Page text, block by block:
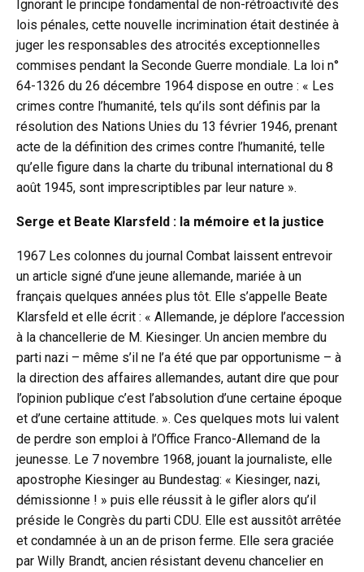
Ignorant le principe fondamental de non-rétroactivité des
lois pénales, cette nouvelle incrimination était destinée à
juger les responsables des atrocités exceptionnelles
commises pendant la Seconde Guerre mondiale. La loi n°
64-1326 du 26 décembre 1964 dispose en outre : « Les
crimes contre l’humanité, tels qu’ils sont définis par la
résolution des Nations Unies du 13 février 1946, prenant
acte de la définition des crimes contre l’humanité, telle
qu’elle figure dans la charte du tribunal international du 8
août 1945, sont imprescriptibles par leur nature ».
Serge et Beate Klarsfeld : la mémoire et la justice
1967 Les colonnes du journal Combat laissent entrevoir
un article signé d’une jeune allemande, mariée à un
français quelques années plus tôt. Elle s’appelle Beate
Klarsfeld et elle écrit : « Allemande, je déplore l’accession
à la chancellerie de M. Kiesinger. Un ancien membre du
parti nazi – même s’il ne l’a été que par opportunisme – à
la direction des affaires allemandes, autant dire que pour
l’opinion publique c’est l’absolution d’une certaine époque
et d’une certaine attitude. ». Ces quelques mots lui valent
de perdre son emploi à l’Office Franco-Allemand de la
jeunesse. Le 7 novembre 1968, jouant la journaliste, elle
apostrophe Kiesinger au Bundestag: « Kiesinger, nazi,
démissionne ! » puis elle réussit à le gifler alors qu’il
préside le Congrès du parti CDU. Elle est aussitôt arrêtée
et condamnée à un an de prison ferme. Elle sera graciée
par Willy Brandt, ancien résistant devenu chancelier en